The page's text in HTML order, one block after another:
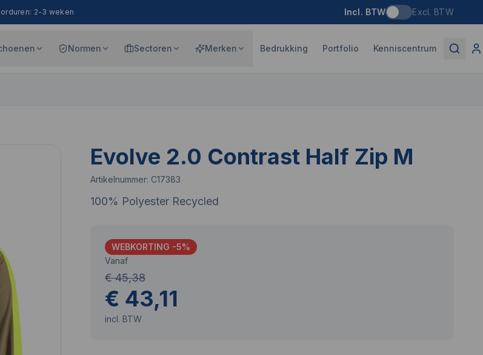
2-3 weken Incl. BTW Excl. BTW
Normen Sectoren Merken Bedrukking Portfolio Kenniscentrum
Evolve 2.0 Contrast Half Zip M
Artikelnummer: C17383
100% Polyester Recycled
WEBKORTING -5%
Vanaf
€ 45,38
€ 43,11
incl. BTW